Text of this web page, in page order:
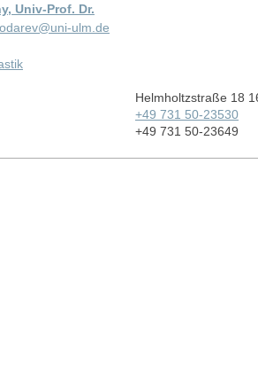
Univ-Prof. Dr.
ulm.de
Helmholtzstraße 18
+49 731 50-23530
+49 731 50-23649